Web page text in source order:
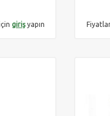
girişyapın